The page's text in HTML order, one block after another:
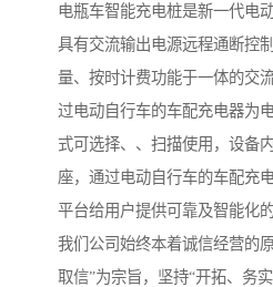
电瓶车智能充电桩是新一代电
具有交流输出电源远程通断控
量、按时计费功能于一体的交
过电动自行车的车配充电器为
式可选择、、扫描使用，设备
座，通过电动自行车的车配充
平台给用户提供可靠及智能化
我们公司始终本着诚信经营的
取信”为宗旨，坚持“开拓、务